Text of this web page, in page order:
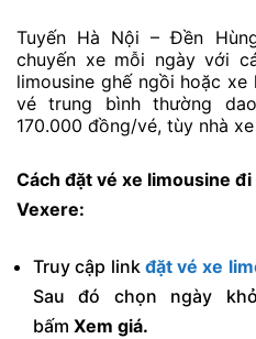
Tuyến Hà Nội – Đền
chuyến xe mỗi ngày với
limousine ghế ngồi hoặc
vé trung bình thường
170.000 đồng/vé, tùy nhà
Cách đặt vé xe limousine
Vexere:
Truy cập link đặt vé xe
Sau đó chọn ngày
bấm Xem giá.